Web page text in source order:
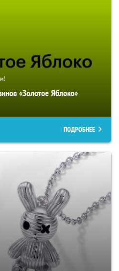
«Золотое Яблоко»
ПОДРОБНЕЕ